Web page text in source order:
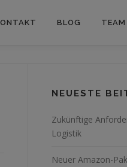
BLOG TEAM
NEUESTE
Zukünftige
Logistik
Neuer Amazon-